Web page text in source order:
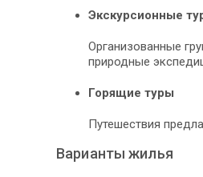
Экскурсионные
Организованные
природные
Горящие туры
Путешествия
Варианты жилья